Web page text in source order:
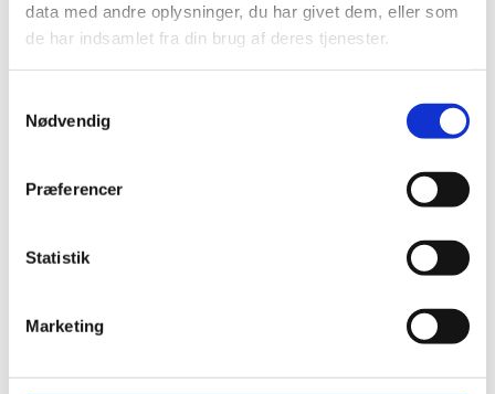
data med andre oplysninger, du har givet dem, eller som
de har indsamlet fra din brug af deres tjenester.
Nødvendig
Præferencer
Statistik
Marketing